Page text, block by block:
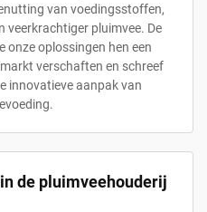
van voedingsstoffen,
veerkrachtiger pluimvee. De
onze oplossingen hen een
verschaften en schreef
innovatieve aanpak van
de pluimveehouderij